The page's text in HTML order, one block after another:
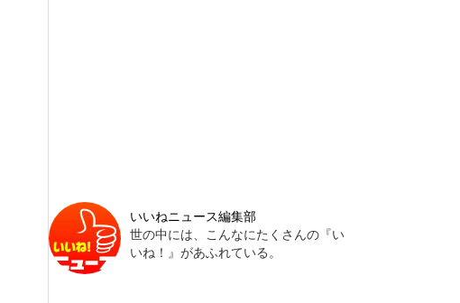
いいねニュース編集部
世の中には、こんなにたくさんの『い
いね！』があふれている。